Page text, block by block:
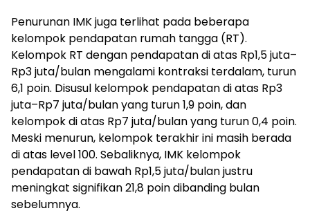
Penurunan IMK juga terlihat pada beberapa
kelompok pendapatan rumah tangga (RT).
Kelompok RT dengan pendapatan di atas Rp1,5 juta–
Rp3 juta/bulan mengalami kontraksi terdalam, turun
6,1 poin. Disusul kelompok pendapatan di atas Rp3
juta–Rp7 juta/bulan yang turun 1,9 poin, dan
kelompok di atas Rp7 juta/bulan yang turun 0,4 poin.
Meski menurun, kelompok terakhir ini masih berada
di atas level 100. Sebaliknya, IMK kelompok
pendapatan di bawah Rp1,5 juta/bulan justru
meningkat signifikan 21,8 poin dibanding bulan
sebelumnya.